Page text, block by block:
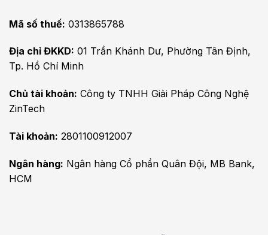
Mã số thuế: 0313865788
Địa chỉ ĐKKD: 01 Trần Khánh Dư, Phường Tân Định,
Tp. Hồ Chí Minh
Chủ tài khoản: Công ty TNHH Giải Pháp Công Nghệ
ZinTech
Tài khoản: 2801100912007
Ngân hàng: Ngân hàng Cổ phần Quân Đội, MB Bank,
HCM